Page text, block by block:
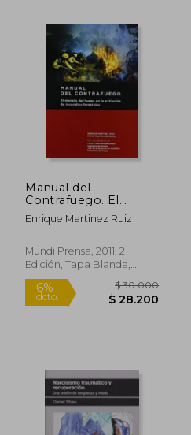
45%
dcto.
$ 135.445
Manual del
Contrafuego. El
Manejo del Fuego en
la Extincion de
Enrique Martinez Ruiz
Mundi Prensa, 2011, 2
Edición, Tapa Blanda,
Nuevo